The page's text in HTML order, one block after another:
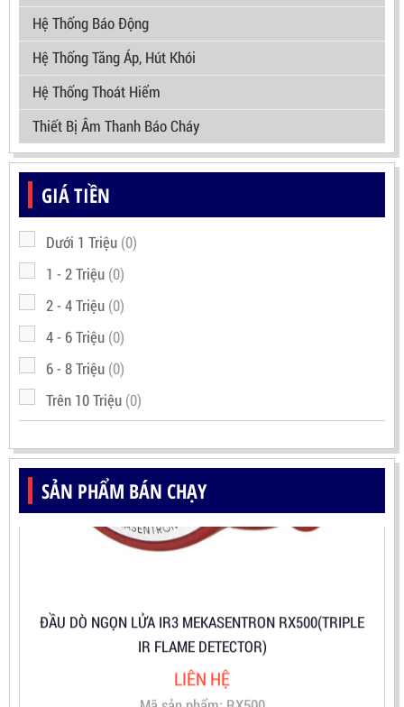
Hệ Thống Báo Động
Hệ Thống Tăng Áp, Hút Khói
Hệ Thống Thoát Hiểm
Thiết Bị Âm Thanh Báo Cháy
GIÁ TIỀN
Dưới 1 Triệu (0)
1 - 2 Triệu (0)
2 - 4 Triệu (0)
4 - 6 Triệu (0)
6 - 8 Triệu (0)
Trên 10 Triệu (0)
SẢN PHẨM BÁN CHẠY
ĐẦU DÒ NGỌN LỬA IR3 MEKASENTRON RX500(TRIPLE
IR FLAME DETECTOR)
Mã sản phẩm: RX500